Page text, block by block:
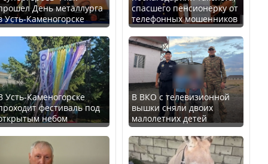
назвало
с самыми
зарплатными
интеллект
включили в
программу
В России введены
дополнительные
ограничения для
казахстанских прав
Трамп официально
вступил в должность
президента США
День металлурга
Усть-Каменогорске
Усть-Каменогорске
фестиваль под
небом
спасшего пенсионерку от
телефонных мошенников
В ВКО с телевизионной
вышки сняли двоих
малолетних детей